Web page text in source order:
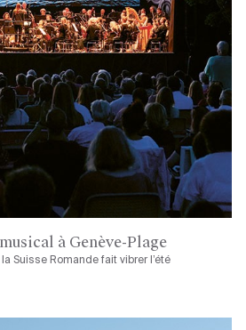
à Genève-Plage
la Suisse Romande fait vibrer l’été